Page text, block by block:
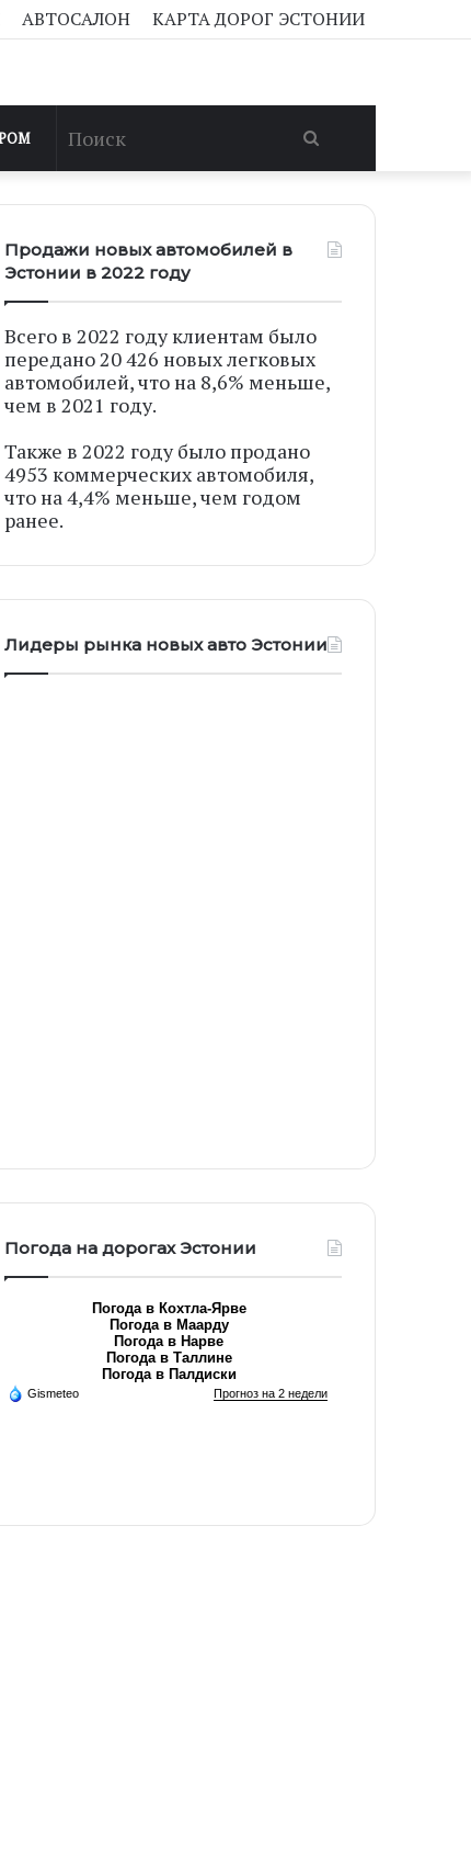
АВТОСАЛОН КАРТА ДОРОГ ЭСТОНИИ
Поиск
Продажи новых автомобилей в
Эстонии в 2022 году
Всего в 2022 году клиентам было
передано 20 426 новых легковых
автомобилей, что на 8,6% меньше,
чем в 2021 году.
Также в 2022 году было продано
4953 коммерческих автомобиля,
что на 4,4% меньше, чем годом
ранее.
Лидеры рынка новых авто Эстонии
Погода на дорогах Эстонии
Погода в Кохтла-Ярве
Погода в Маарду
Погода в Нарве
Погода в Таллине
Погода в Палдиски
Gismeteo Прогноз на 2 недели